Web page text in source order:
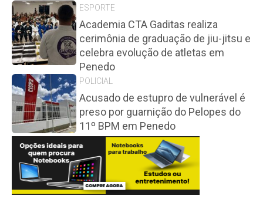
ESPORTE
Academia CTA Gaditas realiza
cerimônia de graduação de jiu-jitsu e
celebra evolução de atletas em
Penedo
POLICIAL
Acusado de estupro de vulnerável é
preso por guarnição do Pelopes do
11º BPM em Penedo